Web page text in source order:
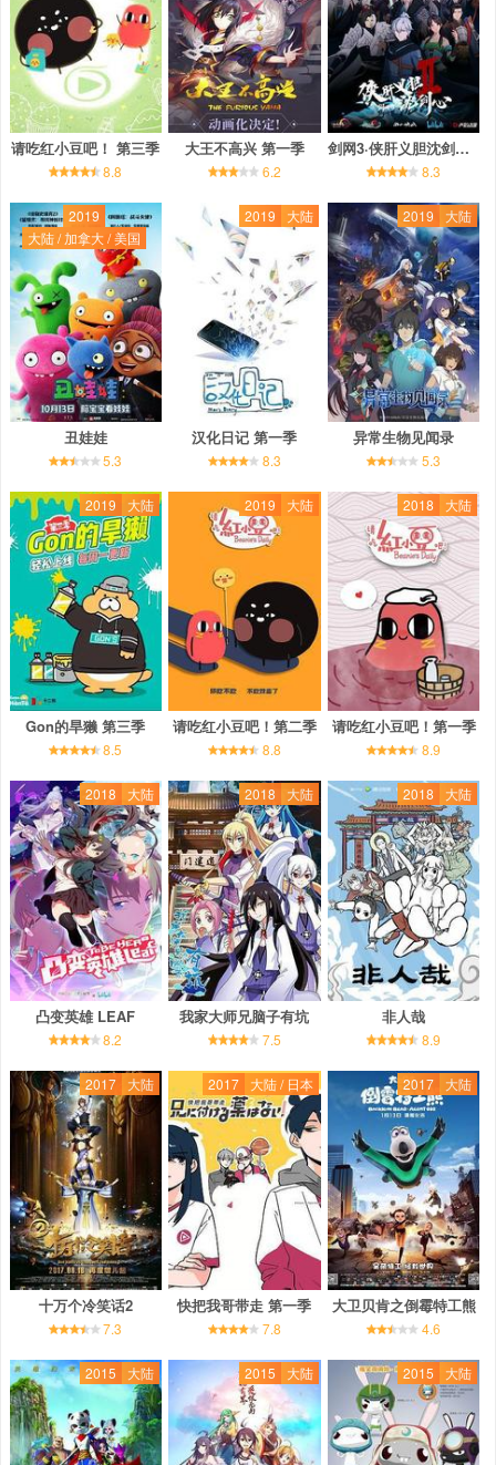
请吃红小豆吧！ 第三季
8.8
大王不高兴 第一季
6.2
剑网3·侠肝义胆沈剑心 第二季
8.3
2019
大陆 / 加拿大 / 美国
丑娃娃
5.3
2019 大陆
汉化日记 第一季
8.3
2019 大陆
异常生物见闻录
5.3
2019 大陆
Gon的旱獭 第三季
8.5
2019 大陆
请吃红小豆吧！第二季
8.8
2018 大陆
请吃红小豆吧！第一季
8.9
2018 大陆
凸变英雄 LEAF
8.2
2018 大陆
我家大师兄脑子有坑
7.5
2018 大陆
非人哉
8.9
2017 大陆
十万个冷笑话2
7.3
2017 大陆 / 日本
快把我哥带走 第一季
7.8
2017 大陆
大卫贝肯之倒霉特工熊
4.6
2015 大陆 2015 大陆 2015 大陆